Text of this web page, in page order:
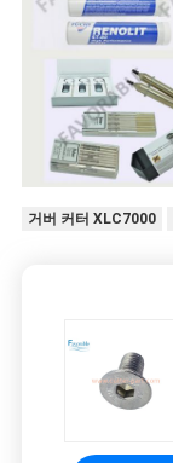
거버 커터 XLC7000